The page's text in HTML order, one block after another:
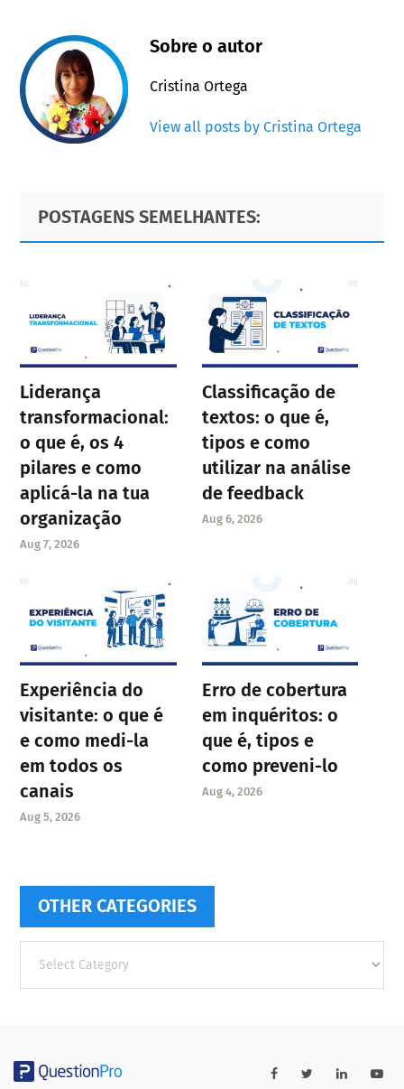
Sobre o autor
Cristina Ortega
View all posts by Cristina Ortega
Primary
Sidebar
Footer
POSTAGENS SEMELHANTES:
Liderança
transformacional:
o que é, os 4
pilares e como
aplicá-la na tua
organização
Aug 7, 2026
Classificação de
textos: o que é,
tipos e como
utilizar na análise
de feedback
Aug 6, 2026
Experiência do
visitante: o que é
e como medi-la
em todos os
canais
Aug 5, 2026
Erro de cobertura
em inquéritos: o
que é, tipos e
como preveni-lo
Aug 4, 2026
OTHER CATEGORIES
categories